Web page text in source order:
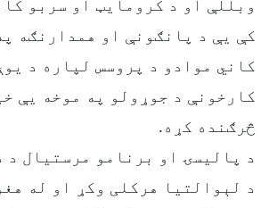
وبللې او د کرومایټ او سربو
کې یې د پانګونې او همدارنګه
کاني موادو د پروسس لپاره د
کارخونې د جوړولو په موخه یې
څرګنده کړه.
د پالیسۍ او برنامو مرستیال د
د لېوالتیا هرکلی وکړ او له